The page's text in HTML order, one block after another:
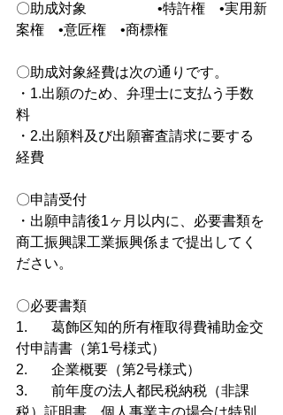
〇助成対象　　　　　•特許権　•実用新
案権　•意匠権　•商標権
〇助成対象経費は次の通りです。
・1.出願のため、弁理士に支払う手数
料
・2.出願料及び出願審査請求に要する
経費
〇申請受付
・出願申請後1ヶ月以内に、必要書類を
商工振興課工業振興係まで提出してく
ださい。
〇必要書類
1.	葛飾区知的所有権取得費補助金交
付申請書（第1号様式）
2.	企業概要（第2号様式）
3.	前年度の法人都民税納税（非課
税）証明書、個人事業主の場合は特別